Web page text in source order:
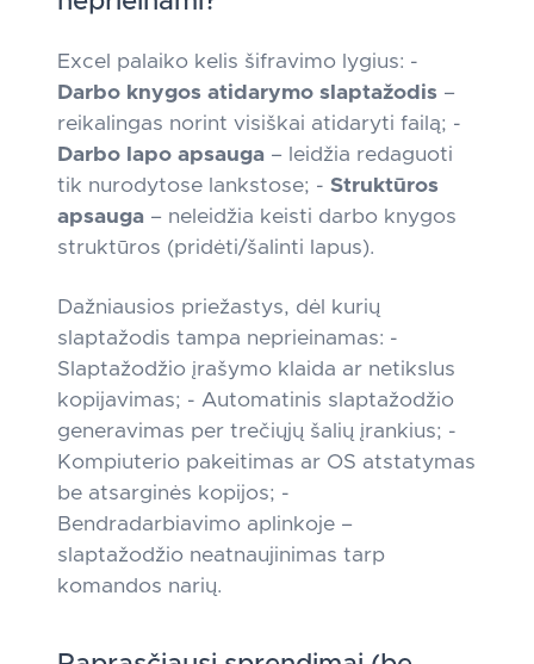
Excel palaiko kelis šifravimo lygius: -
Darbo knygos atidarymo slaptažodis –
reikalingas norint visiškai atidaryti failą; -
Darbo lapo apsauga – leidžia redaguoti
tik nurodytose lankstose; - Struktūros
apsauga – neleidžia keisti darbo knygos
struktūros (pridėti/šalinti lapus).
Dažniausios priežastys, dėl kurių
slaptažodis tampa neprieinamas: -
Slaptažodžio įrašymo klaida ar netikslus
kopijavimas; - Automatinis slaptažodžio
generavimas per trečiųjų šalių įrankius; -
Kompiuterio pakeitimas ar OS atstatymas
be atsarginės kopijos; -
Bendradarbiavimo aplinkoje –
slaptažodžio neatnaujinimas tarp
komandos narių.